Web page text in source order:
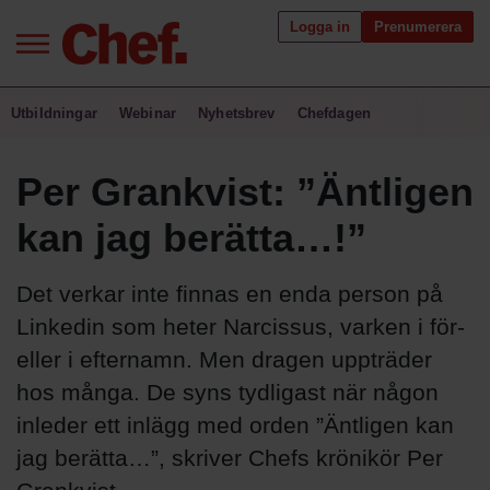
Logga in Prenumerera
Annonsera
Om oss
Kontakta oss
Kundservice
Bra ledare förändrar världen
Utbildning för ledare
Chefakademin+
Populära utbildningar
Utbildningar Webinar Nyhetsbrev Chefdagen
Per Grankvist: ”Äntligen
kan jag berätta…!”
Det verkar inte finnas en enda person på
Linkedin som heter Narcissus, varken i för-
eller i efternamn. Men dragen uppträder
hos många. De syns tydligast när någon
inleder ett inlägg med orden ”Äntligen kan
jag berätta…”, skriver Chefs krönikör Per